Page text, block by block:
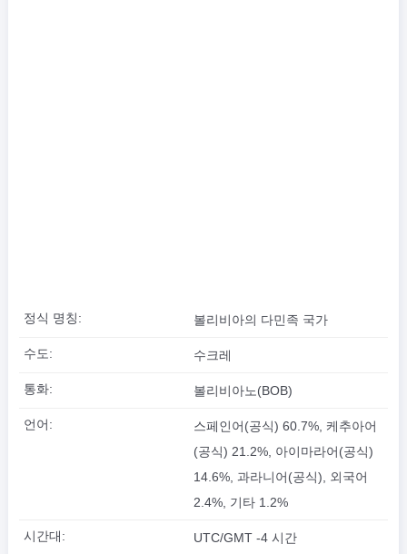
정식 명칭: 볼리비아의 다민족 국가
수도: 수크레
통화: 볼리비아노(BOB)
언어:
스페인어(공식) 60.7%, 케추아어
(공식) 21.2%, 아이마라어(공식)
14.6%, 과라니어(공식), 외국어
2.4%, 기타 1.2%
시간대: UTC/GMT -4 시간